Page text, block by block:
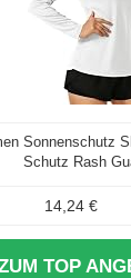
Sonnenschutz
Schutz Rash
14,24 €
TOP